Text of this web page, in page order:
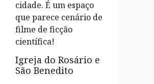
cidade. É um espaço
que parece cenário de
filme de ficção
científica!
Igreja do Rosário e
São Benedito